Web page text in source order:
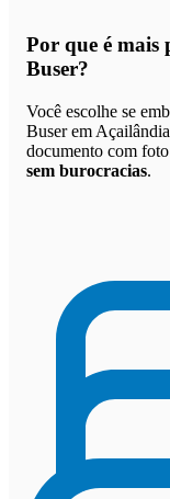
Por que é mais
Buser?
Você escolhe se
Buser em
documento com
sem burocracias.